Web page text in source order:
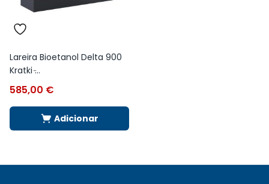
Lareira Bioetanol Delta 900
Kratki ̵...
585,00 €
Adicionar